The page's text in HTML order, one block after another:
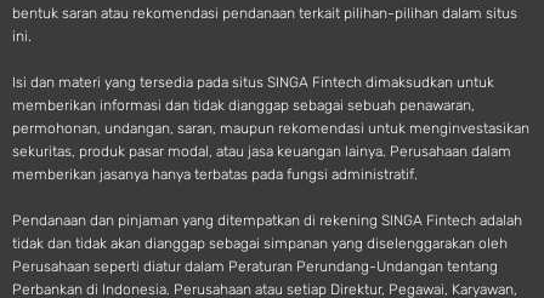
bentuk saran atau rekomendasi pendanaan terkait pilihan-pilihan dalam situs
ini.
Isi dan materi yang tersedia pada situs SINGA Fintech dimaksudkan untuk
memberikan informasi dan tidak dianggap sebagai sebuah penawaran,
permohonan, undangan, saran, maupun rekomendasi untuk menginvestasikan
sekuritas, produk pasar modal, atau jasa keuangan lainya. Perusahaan dalam
memberikan jasanya hanya terbatas pada fungsi administratif.
Pendanaan dan pinjaman yang ditempatkan di rekening SINGA Fintech adalah
tidak dan tidak akan dianggap sebagai simpanan yang diselenggarakan oleh
Perusahaan seperti diatur dalam Peraturan Perundang-Undangan tentang
Perbankan di Indonesia. Perusahaan atau setiap Direktur, Pegawai, Karyawan,